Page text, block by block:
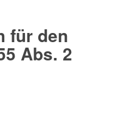
für den
Abs. 2